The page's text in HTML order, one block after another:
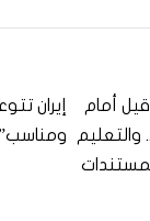
أمام
والتعليم
إيران